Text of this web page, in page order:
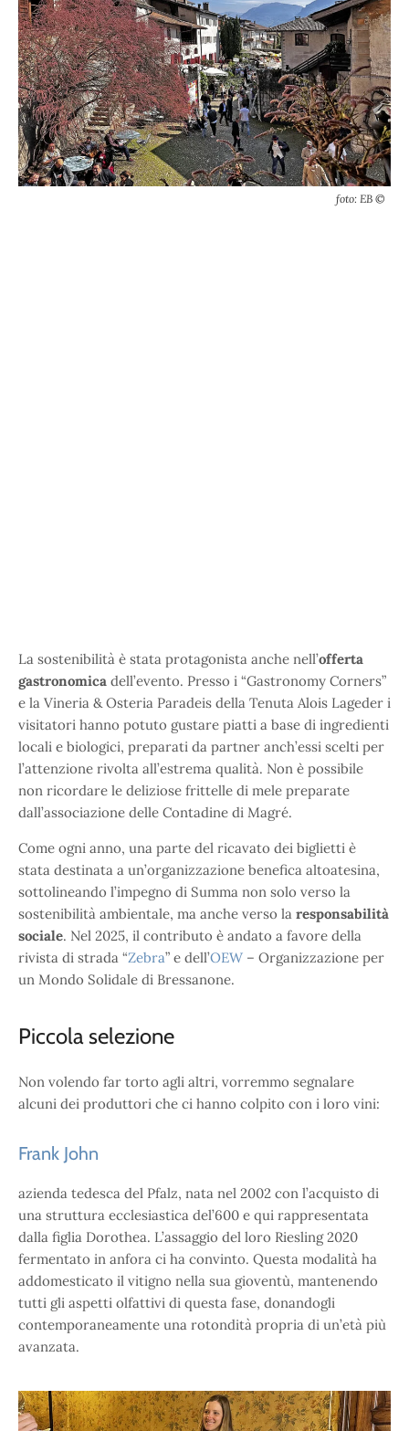
foto: EB ©
La sostenibilità è stata protagonista anche nell’offerta
gastronomica dell’evento. Presso i “Gastronomy Corners”
e la Vineria & Osteria Paradeis della Tenuta Alois Lageder i
visitatori hanno potuto gustare piatti a base di ingredienti
locali e biologici, preparati da partner anch’essi scelti per
l’attenzione rivolta all’estrema qualità. Non è possibile
non ricordare le deliziose frittelle di mele preparate
dall’associazione delle Contadine di Magré.
Come ogni anno, una parte del ricavato dei biglietti è
stata destinata a un’organizzazione benefica altoatesina,
sottolineando l’impegno di Summa non solo verso la
sostenibilità ambientale, ma anche verso la responsabilità
sociale. Nel 2025, il contributo è andato a favore della
rivista di strada “Zebra” e dell’OEW – Organizzazione per
un Mondo Solidale di Bressanone.
Piccola selezione
Non volendo far torto agli altri, vorremmo segnalare
alcuni dei produttori che ci hanno colpito con i loro vini:
Frank John
azienda tedesca del Pfalz, nata nel 2002 con l’acquisto di
una struttura ecclesiastica del’600 e qui rappresentata
dalla figlia Dorothea. L’assaggio del loro Riesling 2020
fermentato in anfora ci ha convinto. Questa modalità ha
addomesticato il vitigno nella sua gioventù, mantenendo
tutti gli aspetti olfattivi di questa fase, donandogli
contemporaneamente una rotondità propria di un’età più
avanzata.